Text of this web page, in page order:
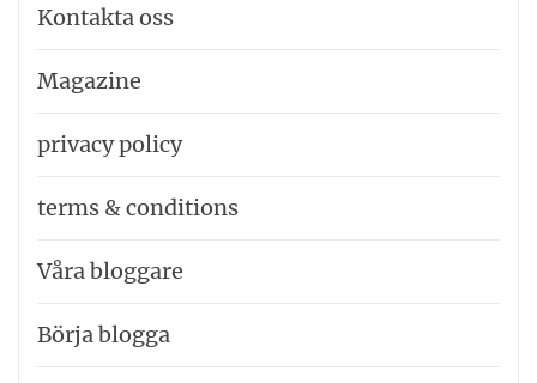
Kontakta oss
Magazine
privacy policy
terms & conditions
Våra bloggare
Börja blogga